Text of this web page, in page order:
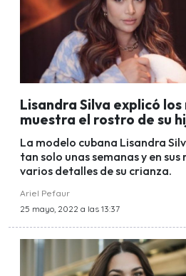
Lisandra Silva explicó
muestra el rostro de su
La modelo cubana Lisandra
tan solo unas semanas y en
varios detalles de su crianza.
Ariel Pefaur
25 mayo, 2022 a las 13:37